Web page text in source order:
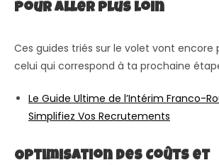
Pour aller plus loin
Ces guides triés sur le volet vont encore
celui qui correspond à ta prochaine
Le Guide Ultime de l’Intérim Franco-
Simplifiez Vos Recrutements
Optimisation des Coûts et